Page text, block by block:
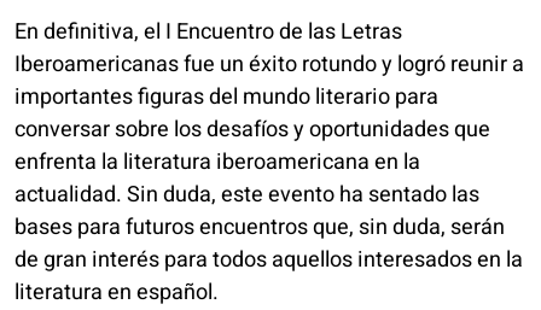
En definitiva, el I Encuentro de las Letras
Iberoamericanas fue un éxito rotundo y logró reunir a
importantes figuras del mundo literario para
conversar sobre los desafíos y oportunidades que
enfrenta la literatura iberoamericana en la
actualidad. Sin duda, este evento ha sentado las
bases para futuros encuentros que, sin duda, serán
de gran interés para todos aquellos interesados en la
literatura en español.